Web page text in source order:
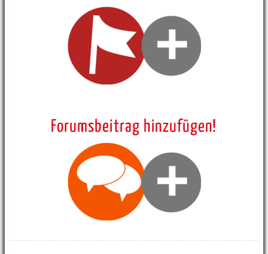
Forumsbeitrag hinzufügen!